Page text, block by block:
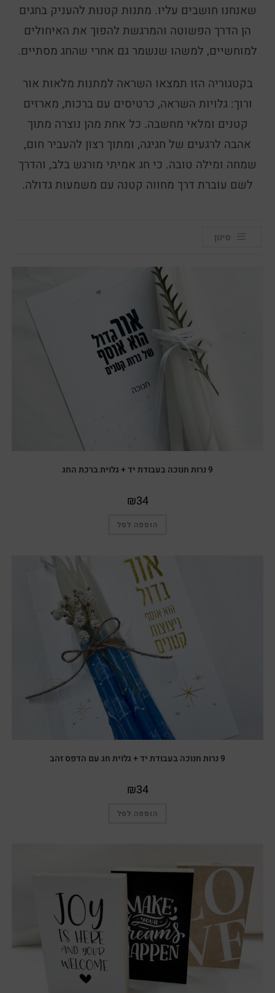
שאנחנו חושבים עליו. מתנות קטנות להעניק בחגים
הן הדרך הפשוטה והמרגשת להפוך את האיחולים
למוחשיים, למשהו שנשמר גם אחרי שהחג מסתיים.
בקטגוריה הזו תמצאו השראה למתנות מלאות אור
ורוך: גלויות השראה, כרטיסים עם ברכות, מארזים
קטנים ומלאי מחשבה. כל אחת מהן נוצרה מתוך
אהבה לרגעים של חגיגה, ומתוך רצון להעביר חום,
שמחה ומילה טובה. כי חג אמיתי מורגש בלב, והדרך
לשם עוברת דרך מחווה קטנה עם משמעות גדולה.
סינון
9 נרות חנוכה בעבודת יד + גלוית ברכת החג
₪34
הוספה לסל
9 נרות חנוכה בעבודת יד + גלוית חג עם הדפס זהב
₪34
הוספה לסל